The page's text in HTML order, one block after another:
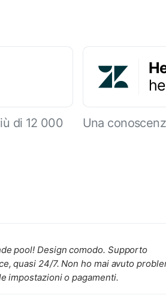
di 12 000
Una
pool! Design comodo. Supporto
quasi 24/7. Non ho mai avuto
impostazioni o pagamenti.